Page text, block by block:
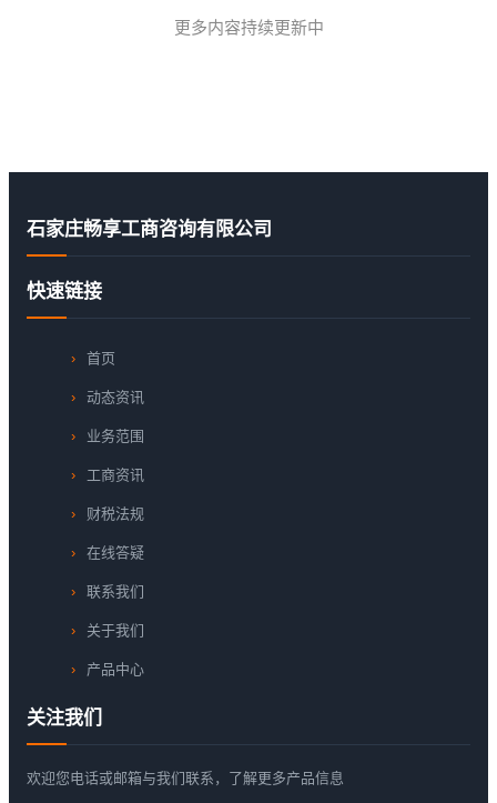
更多内容持续更新中
石家庄畅享工商咨询有限公司
快速链接
首页
动态资讯
业务范围
工商资讯
财税法规
在线答疑
联系我们
关于我们
产品中心
关注我们
欢迎您电话或邮箱与我们联系，了解更多产品信息